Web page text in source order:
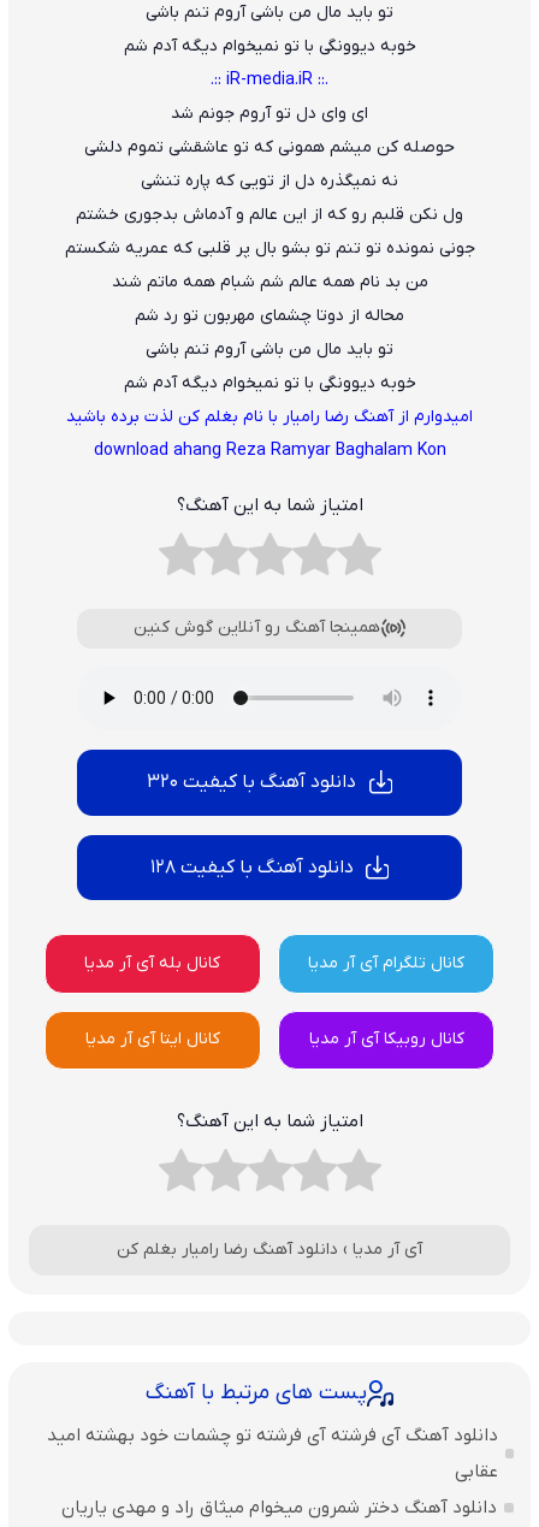
تو باید مال من باشی آروم تنم باشی
خوبه دیوونگی با تو نمیخوام دیگه آدم شم
.:: iR-media.iR ::.
ای وای دل تو آروم جونم شد
حوصله کن میشم همونی که تو عاشقشی تموم دلشی
نه نمیگذره دل از تویی که پاره تنشی
ول نکن قلبم رو که از این عالم و آدماش بدجوری خشتم
جونی نمونده تو تنم تو بشو بال پر قلبی که عمریه شکستم
من بد نام همه عالم شم شبام همه ماتم شند
محاله از دوتا چشمای مهربون تو رد شم
تو باید مال من باشی آروم تنم باشی
خوبه دیوونگی با تو نمیخوام دیگه آدم شم
امیدوارم از آهنگ رضا رامیار با نام بغلم کن لذت برده باشید
download ahang Reza Ramyar Baghalam Kon
امتیاز شما به این آهنگ؟
همینجا آهنگ رو آنلاین گوش کنین
دانلود آهنگ با کیفیت 320
دانلود آهنگ با کیفیت 128
کانال تلگرام آی آر مدیا کانال بله آی آر مدیا
کانال روبیکا آی آر مدیا کانال ایتا آی آر مدیا
امتیاز شما به این آهنگ؟
آی آر مدیا › دانلود آهنگ رضا رامیار بغلم کن
پست های مرتبط با آهنگ
دانلود آهنگ آی فرشته آی فرشته تو چشمات خود بهشته امید
عقابی
دانلود آهنگ دختر شمرون میخوام میثاق راد و مهدی یاریان